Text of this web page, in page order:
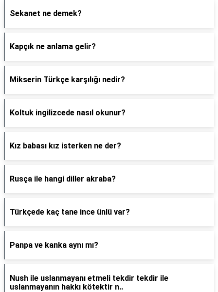
Sekanet ne demek?
Kapçık ne anlama gelir?
Mikserin Türkçe karşılığı nedir?
Koltuk ingilizcede nasıl okunur?
Kız babası kız isterken ne der?
Rusça ile hangi diller akraba?
Türkçede kaç tane ince ünlü var?
Panpa ve kanka aynı mı?
Nush ile uslanmayanı etmeli tekdir tekdir ile
uslanmayanın hakkı kötektir n..